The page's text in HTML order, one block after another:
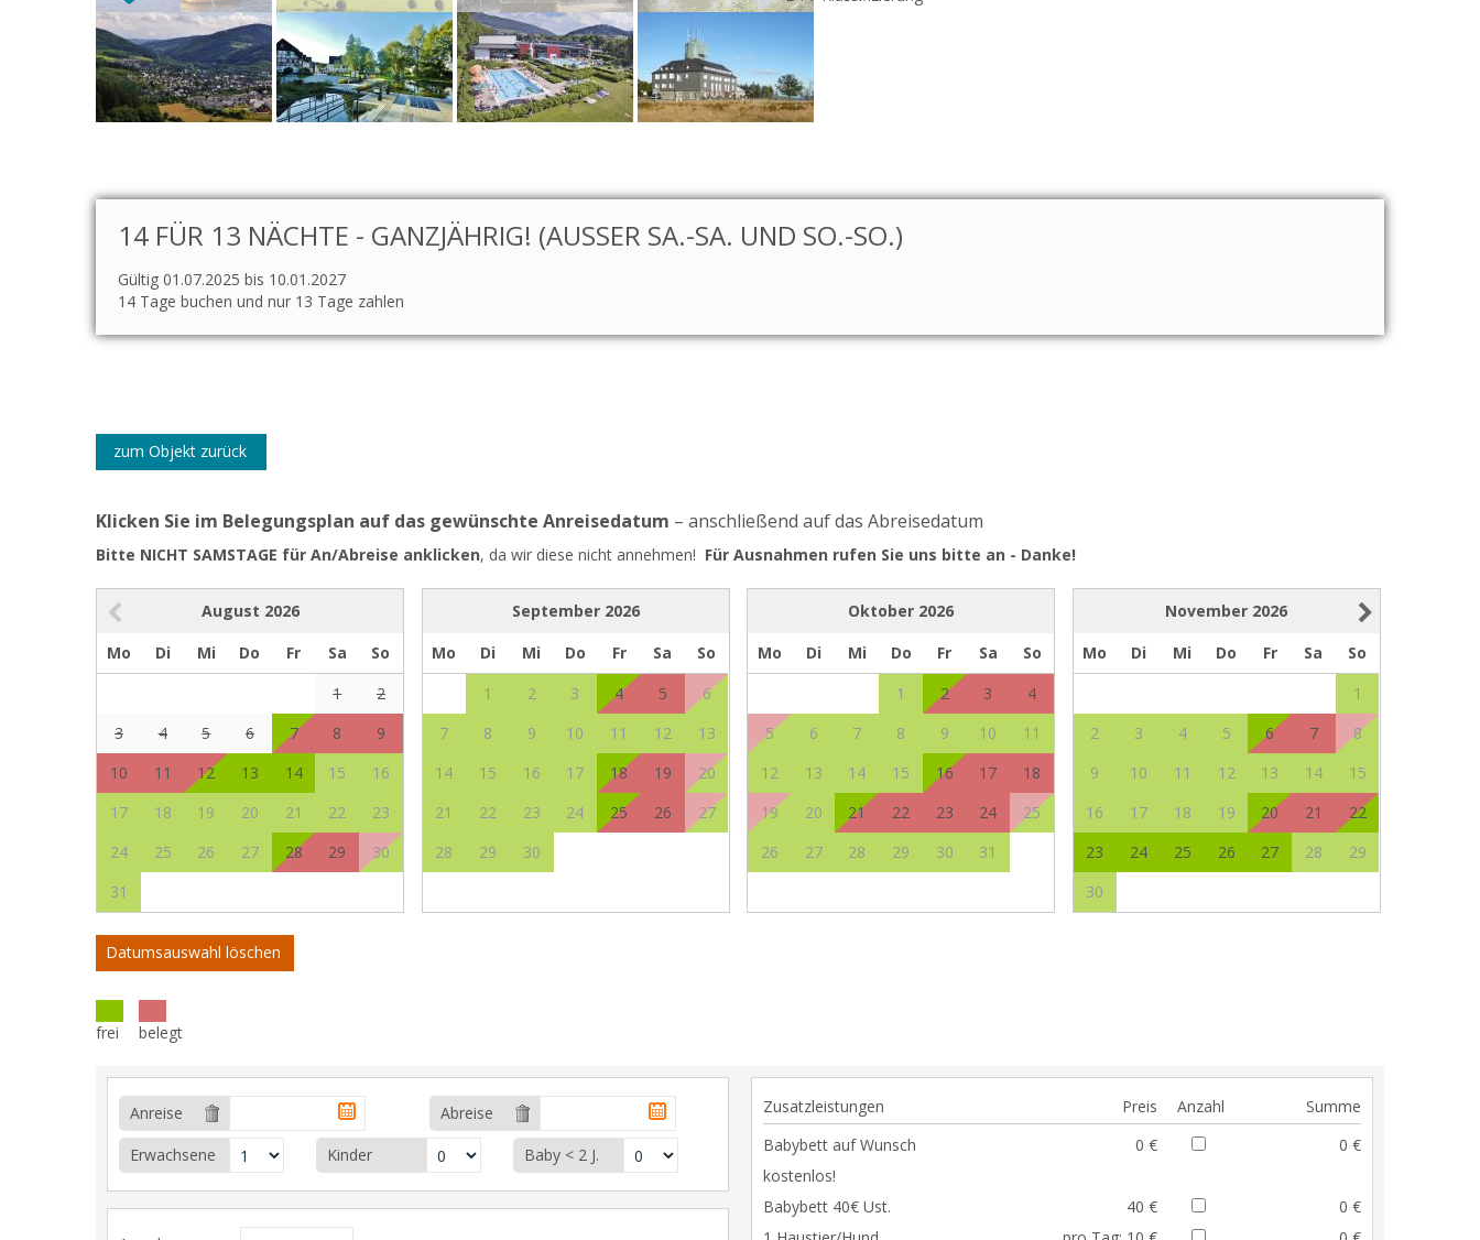
14 FÜR 13 NÄCHTE - GANZJÄHRIG! (AUSSER SA.-SA. UND SO.-SO.)
Gültig 01.07.2025 bis 10.01.2027
14 Tage buchen und nur 13 Tage zahlen
zum Objekt zurück
Klicken Sie im Belegungsplan auf das gewünschte Anreisedatum – anschließend auf das Abreisedatum
Bitte NICHT SAMSTAGE für An/Abreise anklicken, da wir diese nicht annehmen! Für Ausnahmen rufen Sie uns bitte an - Danke!
August 2026
Mo
Di Mi Do Fr Sa
So
1
2
3
4 5 6 7 8
9
10
11 12 13 14 15
16
17
18 19 20 21 22
23
24
25 26 27 28 29
30
31
September 2026
Mo
Di Mi Do Fr Sa
So
1
2 3 4 5
6
7
8 9 10 11 12
13
14
15 16 17 18 19
20
21
22 23 24 25 26
27
28
29 30
Oktober 2026
Mo
Di Mi Do Fr Sa
So
1
2 3
4
5
6 7 8 9 10
11
12
13 14 15 16 17
18
19
20 21 22 23 24
25
26
27 28 29 30 31
November 2026
Mo
Di Mi Do Fr Sa
So
1
2
3 4 5 6 7
8
9
10 11 12 13 14
15
16
17 18 19 20 21
22
23
24 25 26 27 28
29
30
Datumsauswahl löschen
frei belegt
Anreise
Abreise
Erwachsene
Kinder Baby < 2 J.
Zusatzleistungen Preis Anzahl
Summe
Babybett auf Wunsch
kostenlos!
0 € 0 €
Babybett 40€ Ust. 40 €
0 €